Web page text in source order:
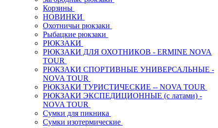
Корзины
НОВИНКИ
Охотничьи рюкзаки
Рыбацкие рюкзаки
РЮКЗАКИ
РЮКЗАКИ ДЛЯ ОХОТНИКОВ - ERMINE NOVA
TOUR
РЮКЗАКИ СПОРТИВНЫЕ УНИВЕРСАЛЬНЫЕ -
NOVA TOUR
РЮКЗАКИ ТУРИСТИЧЕСКИЕ -- NOVA TOUR
РЮКЗАКИ ЭКСПЕДИЦИОННЫЕ (с латами) -
NOVA TOUR
Сумки для пикника
Сумки изотермические